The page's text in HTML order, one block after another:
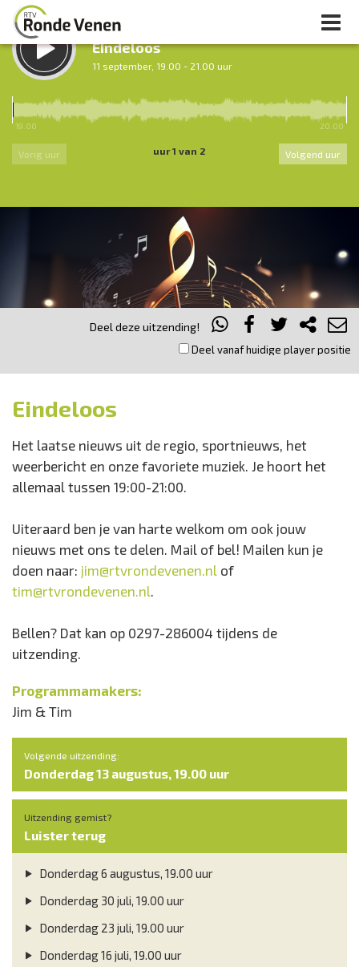
LUISTER TERUG:
Eindeloos
11 september, 19.00 - 21.00 uur
LUISTER LIVE:
Ochtendronde
19.00 20.00
Vorig uur uur 1 van 2 Volgend uur
Deel deze uitzending!
Deel vanaf huidige player positie
Eindeloos
Het laatse nieuws uit de regio, sportnieuws, het
weerbericht en onze favoriete muziek. Je hoort het
allemaal tussen 19:00-21:00.
Uiteraard ben je van harte welkom om ook jouw
nieuws met ons te delen. Mail of bel! Mailen kun je
doen naar: jim@rtvrondevenen.nl of
tim@rtvrondevenen.nl
Bellen? Dat kan op 0297-286004 tijdens de
uitzending.
Programmamakers:
Jim & Tim
Volgende uitzending:
Donderdag 13 augustus, 19.00 uur
Uitzending gemist?
Luister terug
Donderdag 6 augustus, 19.00 uur
Donderdag 30 juli, 19.00 uur
Donderdag 23 juli, 19.00 uur
Donderdag 16 juli, 19.00 uur